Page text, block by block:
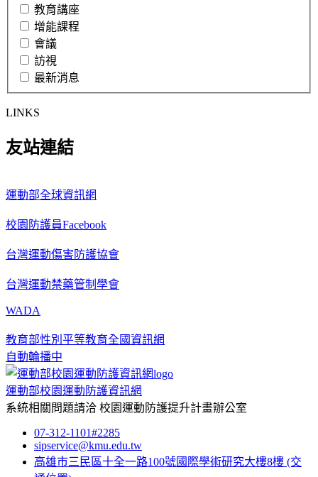
教育講座
增能課程
會議
訪視
最新消息
LINKS
友站連結
運動部全球資訊網
校園防護員Facebook
台灣運動傷害防護協會
台灣運動禁藥管制學會
WADA
教育部性別平等教育全國資訊網
自動輪播中
運動部校園運動防護資訊網
系統相關問題請洽 校園運動防護提升計畫辦公室
07-312-1101#2285
sipservice@kmu.edu.tw
高雄市三民區十全一路100號國際學術研究大樓8樓 (交